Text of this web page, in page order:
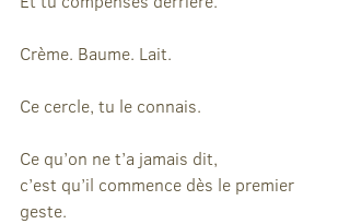
Crème. Baume. Lait.
Ce cercle, tu le connais.
Ce qu’on ne t’a jamais dit,
c’est qu’il commence dès le premier
geste.